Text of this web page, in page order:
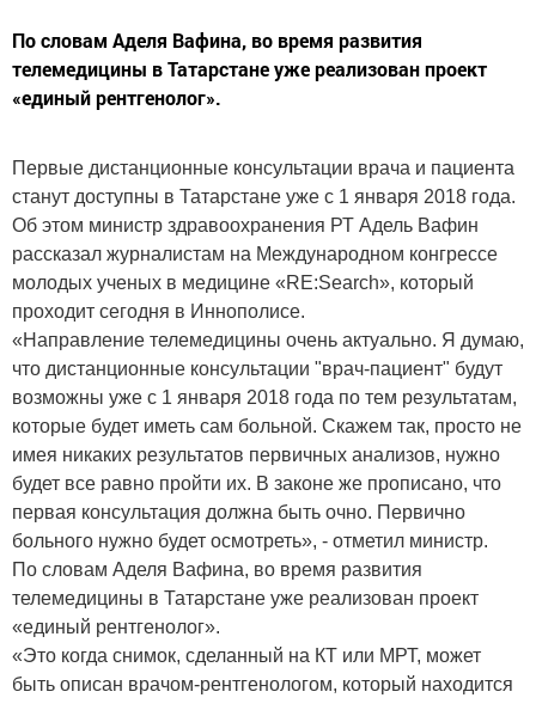
По словам Аделя Вафина, во время развития
телемедицины в Татарстане уже реализован проект
«единый рентгенолог».
Первые дистанционные консультации врача и пациента
станут доступны в Татарстане уже с 1 января 2018 года.
Об этом министр здравоохранения РТ Адель Вафин
рассказал журналистам на Международном конгрессе
молодых ученых в медицине «RE:Search», который
проходит сегодня в Иннополисе.
«Направление телемедицины очень актуально. Я думаю,
что дистанционные консультации "врач-пациент" будут
возможны уже с 1 января 2018 года по тем результатам,
которые будет иметь сам больной. Скажем так, просто не
имея никаких результатов первичных анализов, нужно
будет все равно пройти их. В законе же прописано, что
первая консультация должна быть очно. Первично
больного нужно будет осмотреть», - отметил министр.
По словам Аделя Вафина, во время развития
телемедицины в Татарстане уже реализован проект
«единый рентгенолог».
«Это когда снимок, сделанный на КТ или МРТ, может
быть описан врачом-рентгенологом, который находится